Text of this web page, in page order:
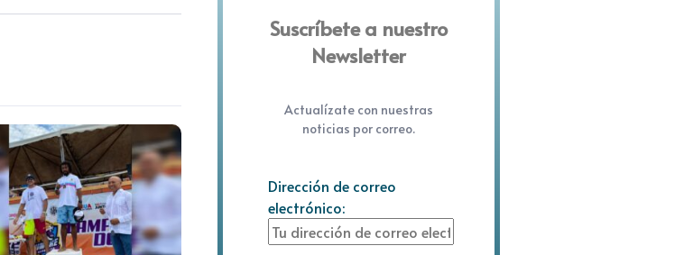
Suscríbete a nuestro
Newsletter
Actualízate con nuestras
noticias por correo.
Dirección de correo
electrónico: